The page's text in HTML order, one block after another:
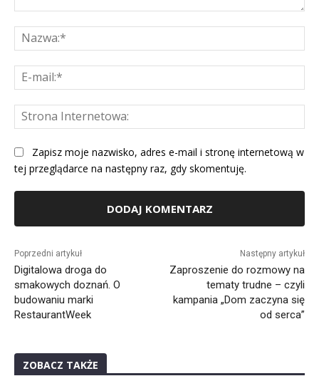
Zapisz moje nazwisko, adres e-mail i stronę internetową w
tej przeglądarce na następny raz, gdy skomentuję.
Poprzedni artykuł
Digitalowa droga do
smakowych doznań. O
budowaniu marki
RestaurantWeek
Następny artykuł
Zaproszenie do rozmowy na
tematy trudne – czyli
kampania „Dom zaczyna się
od serca”
ZOBACZ TAKŻE